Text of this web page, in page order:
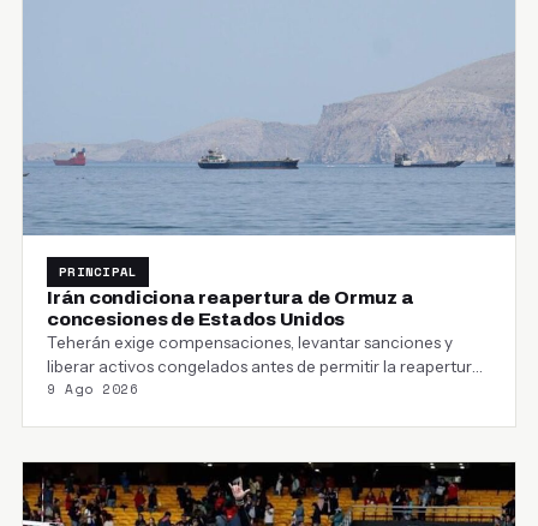
PRINCIPAL
Irán condiciona reapertura de Ormuz a
concesiones de Estados Unidos
Teherán exige compensaciones, levantar sanciones y
liberar activos congelados antes de permitir la reapertura
del estrecho…
9 Ago 2026